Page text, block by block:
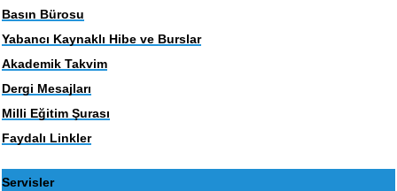
Basın Bürosu
Yabancı Kaynaklı Hibe ve Burslar
Akademik Takvim
Dergi Mesajları
Milli Eğitim Şurası
Faydalı Linkler
Servisler